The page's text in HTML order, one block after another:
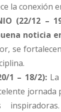
la conexión
(22/12 –
noticia
se
1 – 18/2):La